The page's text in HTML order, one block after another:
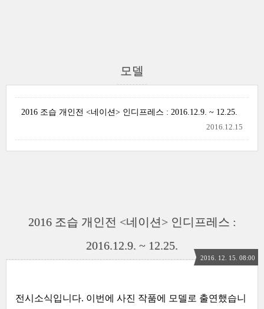
모델
2016 조습 개인전 <네이션> 인디프레스 : 2016.12.9. ~ 12.25.
2016.12.15
2016 조습 개인전 <네이션> 인디프레스 :
2016.12.9. ~ 12.25.
2016. 12. 15. 08:00
전시소식입니다. 이번에 사진 작품에 모델로 출연했습니